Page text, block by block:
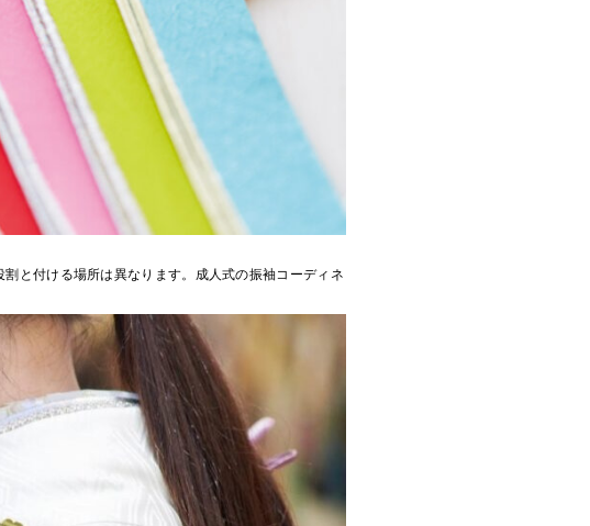
と付ける場所は異なります。成人式の振袖コーディネ